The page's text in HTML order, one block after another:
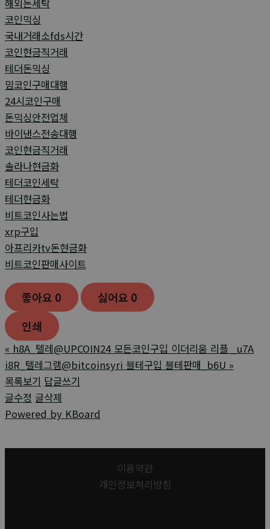
해외돈세탁
코인믹싱
국내거래소fds시간
코인현금직거래
테더돈믹싱
밈코인구매대행
24시코인구매
돈믹싱안전업체
바이낸스전송대행
코인현금직거래
솔라나현금화
테더코인세탁
테더현금화
비트코인사는법
xrp구입
아프리카tv돈현금화
비트코인판매사이트
좋아요 0 싫어요 0
인쇄
« h8A_텔레@UPCOIN24 모든코인구입 이더리움 리플 _u7A
i8R_텔레그램@bitcoinsyri 블테구입 블테판매_b6U »
목록보기 답글쓰기
글수정 글삭제
Powered by KBoard
이용약관
개인정보처리방침